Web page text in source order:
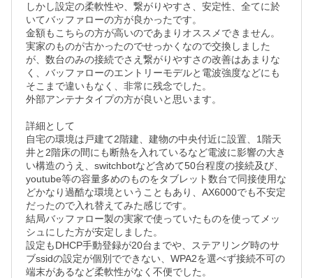
しかし設定の柔軟性や、繋がりやすさ、安定性、全てに於
いてバッファローの方が良かったです。
金額もこちらの方が高いのであまりオススメできません。
実家のものが古かったのでせっかくなので交換しました
が、数台のみの接続でさえ繋がりやすさの改善はあまりな
く、バッファローのエントリーモデルと電波強度などにも
そこまで違いもなく、非常に残念でした。
外部アンテナタイプの方が良いと思います。
詳細として
自宅の環境は戸建て2階建、建物の中央付近に設置、1階天
井と2階床の間にも断熱を入れているなど電波に影響の大き
い構造のうえ、switchbotなど含めて50台程度の接続及び、
youtube等の容量多めのものをタブレット数台で同接使用な
どかなり過酷な環境ということもあり、AX6000でも不安定
だったので入れ替えてみた感じです。
結局バッファロー製の実家で使っていたものを使ってメッ
シュにした方が安定しました。
設定もDHCP手動登録が20台までや、ステアリング時のサ
ブssidの設定が個別でできない、WPA2を選べず接続不可の
端末があるなど柔軟性がなく不便でした。